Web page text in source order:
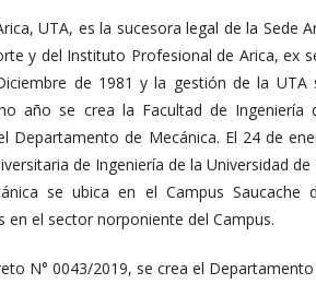
UTA, es la sucesora legal de la Sede
y del Instituto Profesional de Arica, ex
de 1981 y la gestión de la UTA
año se crea la Facultad de Ingeniería
Departamento de Mecánica. El 24 de
de Ingeniería de la Universidad de
se ubica en el Campus Saucache
en el sector norponiente del Campus.
N° 0043/2019, se crea el